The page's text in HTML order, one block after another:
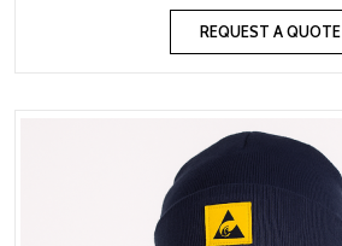
REQUEST A QUOTE